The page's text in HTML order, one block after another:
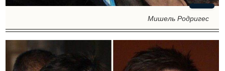
Мишель Родригес